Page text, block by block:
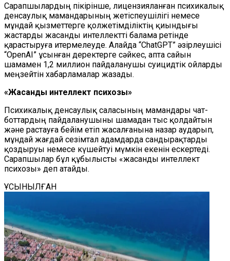
Сарапшылардың пікірінше, лицензияланған психикалық
денсаулық мамандарының жетіспеушілігі немесе
мұндай қызметтерге қолжетімділіктің қиындығы
жастарды жасанды интеллектті балама ретінде
қарастыруға итермелеуде. Алайда “ChatGPT” әзірлеушісі
“OpenAI” ұсынған деректерге сәйкес, апта сайын
шамамен 1,2 миллион пайдаланушы суицидтік ойларды
меңзейтін хабарламалар жазады.
«Жасанды интеллект психозы»
Психикалық денсаулық саласының мамандары чат-
боттардың пайдаланушыны шамадан тыс қолдайтын
және растауға бейім етіп жасалғанына назар аударып,
мұндай жағдай сезімтал адамдарда сандырақтарды
қоздыруы немесе күшейтуі мүмкін екенін ескертеді.
Сарапшылар бұл құбылысты «жасанды интеллект
психозы» деп атайды.
ҰСЫНЫЛҒАН